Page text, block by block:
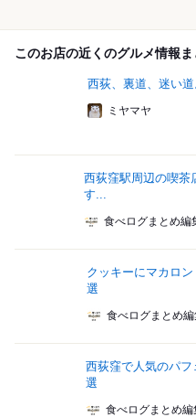
このお店の近くのグルメ情報
西荻、裏道、迷い
ミヤマヤ
西荻窪駅周辺の喫茶
す...
食べログまとめ編
クッキーにマカロ
選
食べログまとめ
西荻窪で人気のパ
選
食べログまとめ編